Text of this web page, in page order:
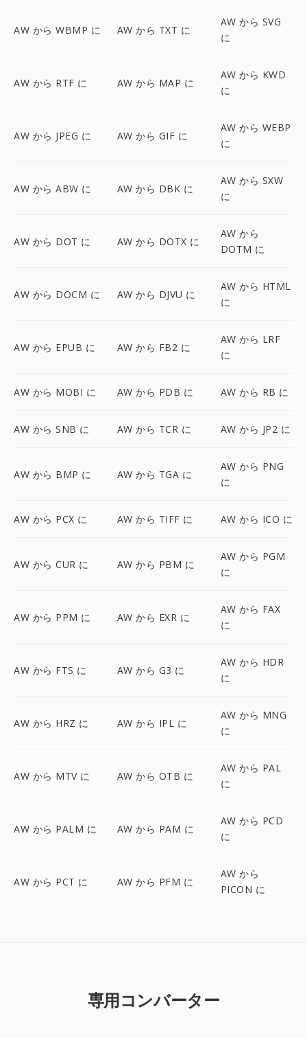
AW から WBMP に AW から TXT に
AW から SVG
に
AW から RTF に AW から MAP に
AW から KWD
に
AW から JPEG に AW から GIF に
AW から WEBP
に
AW から ABW に AW から DBK に
AW から SXW
に
AW から DOT に AW から DOTX に
AW から
DOTM に
AW から DOCM に AW から DJVU に
AW から HTML
に
AW から EPUB に AW から FB2 に
AW から LRF
に
AW から MOBI に AW から PDB に AW から RB に
AW から SNB に AW から TCR に AW から JP2 に
AW から BMP に AW から TGA に
AW から PNG
に
AW から PCX に AW から TIFF に AW から ICO に
AW から CUR に AW から PBM に
AW から PGM
に
AW から PPM に AW から EXR に
AW から FAX
に
AW から FTS に AW から G3 に
AW から HDR
に
AW から HRZ に AW から IPL に
AW から MNG
に
AW から MTV に AW から OTB に
AW から PAL
に
AW から PALM に AW から PAM に
AW から PCD
に
AW から PCT に AW から PFM に
AW から
PICON に
専用コンバーター